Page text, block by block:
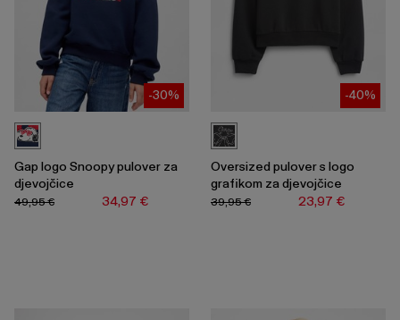
-30%
Gap logo Snoopy pulover za
djevojčice
34,97 €
49,95 €
-40%
Oversized pulover s logo
grafikom za djevojčice
23,97 €
39,95 €